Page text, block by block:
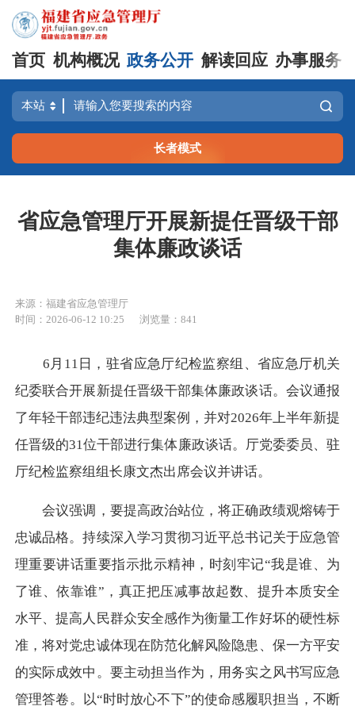
首页 机构概况 政务公开 解读回应 办事服务
长者模式
省应急管理厅开展新提任晋级干部
集体廉政谈话
来源：福建省应急管理厅
时间：2026-06-12 10:25
浏览量：841
6月11日，驻省应急厅纪检监察组、省应急厅机关
纪委联合开展新提任晋级干部集体廉政谈话。会议通报
了年轻干部违纪违法典型案例，并对2026年上半年新提
任晋级的31位干部进行集体廉政谈话。厅党委委员、驻
厅纪检监察组组长康文杰出席会议并讲话。
会议强调，要提高政治站位，将正确政绩观熔铸于
忠诚品格。持续深入学习贯彻习近平总书记关于应急管
理重要讲话重要指示批示精神，时刻牢记“我是谁、为
了谁、依靠谁”，真正把压减事故起数、提升本质安全
水平、提高人民群众安全感作为衡量工作好坏的硬性标
准，将对党忠诚体现在防范化解风险隐患、保一方平安
的实际成效中。要主动担当作为，用务实之风书写应急
管理答卷。以“时时放心不下”的使命感履职担当，不断